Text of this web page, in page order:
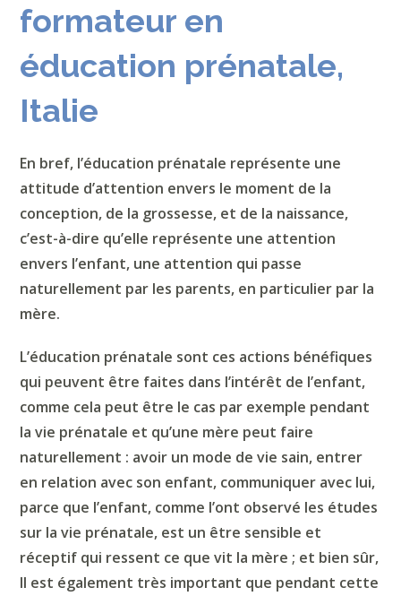
formateur en
éducation prénatale,
Italie
En bref, l’éducation prénatale représente une
attitude d’attention envers le moment de la
conception, de la grossesse, et de la naissance,
c’est-à-dire qu’elle représente une attention
envers l’enfant, une attention qui passe
naturellement par les parents, en particulier par la
mère.
L’éducation prénatale sont ces actions bénéfiques
qui peuvent être faites dans l’intérêt de l’enfant,
comme cela peut être le cas par exemple pendant
la vie prénatale et qu’une mère peut faire
naturellement : avoir un mode de vie sain, entrer
en relation avec son enfant, communiquer avec lui,
parce que l’enfant, comme l’ont observé les études
sur la vie prénatale, est un être sensible et
réceptif qui ressent ce que vit la mère ; et bien sûr,
Il est également très important que pendant cette